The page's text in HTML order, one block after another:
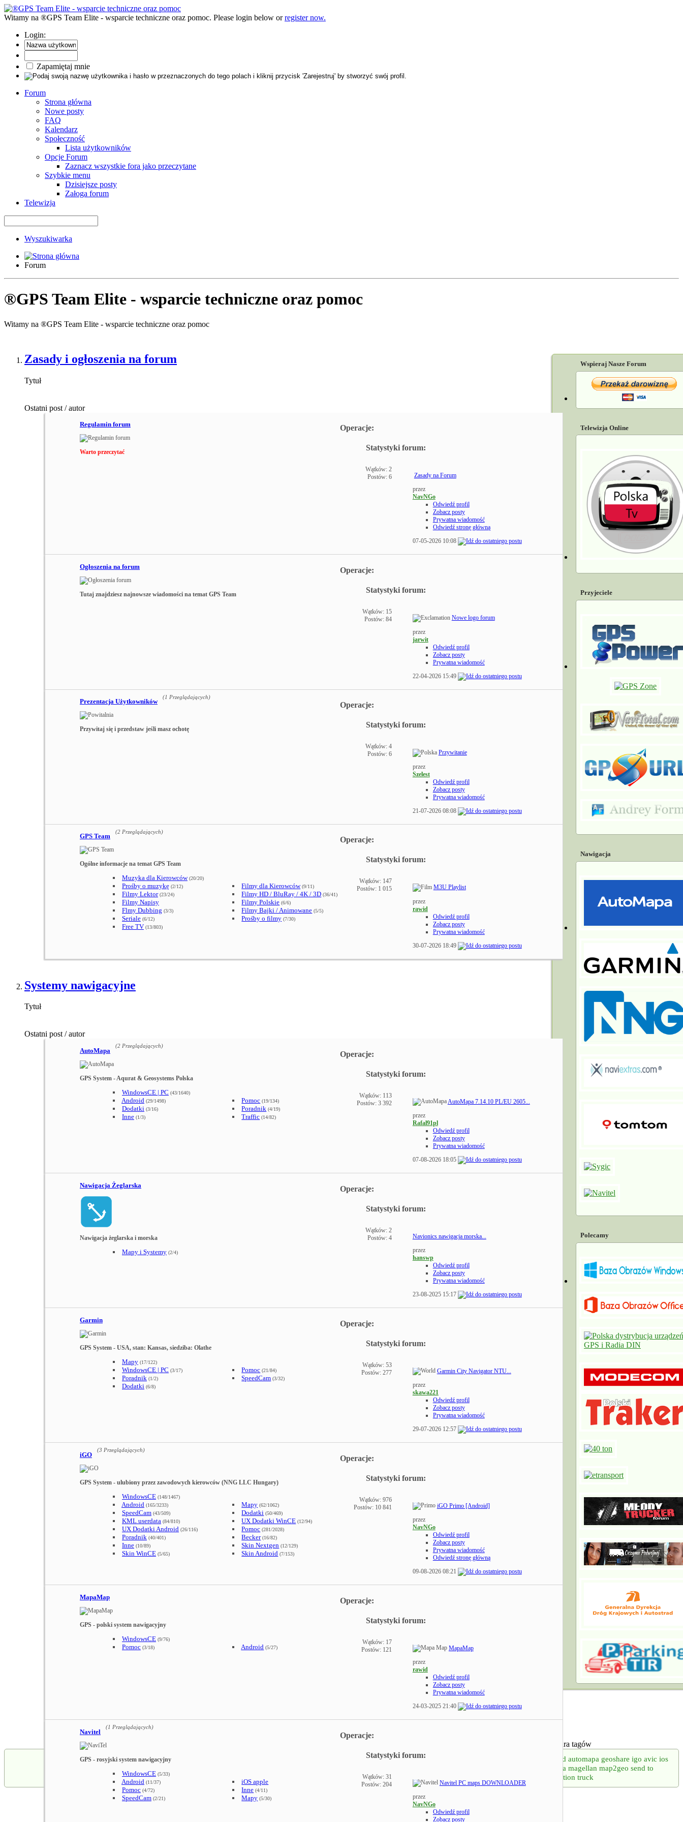
Witamy na ®GPS Team Elite - wsparcie techniczne oraz pomoc. Please login below or register now.
Login:
Zapamiętaj mnie
Forum
Strona główna
Nowe posty
FAQ
Kalendarz
Społeczność
Lista użytkowników
Opcje Forum
Zaznacz wszystkie fora jako przeczytane
Szybkie menu
Dzisiejsze posty
Załoga forum
Telewizja
Wyszukiwarka
Forum
®GPS Team Elite - wsparcie techniczne oraz pomoc
Witamy na ®GPS Team Elite - wsparcie techniczne oraz pomoc
Zasady i ogłoszenia na forum
Tytuł
Ostatni post / autor
Regulamin forum
Warto przeczytać
Operacje:
Statystyki forum:
Wątków: 2
Postów: 6
Zasady na Forum
przez
NavNGo
Odwiedź profil
Zobacz posty
Prywatna wiadomość
Odwiedź stronę główną
07-05-2026 10:08
Ogłoszenia na forum
Tutaj znajdziesz najnowsze wiadomości na temat GPS Team
Operacje:
Statystyki forum:
Wątków: 15
Postów: 84
Nowe logo forum
przez
jarwit
Odwiedź profil
Zobacz posty
Prywatna wiadomość
22-04-2026 15:49
Prezentacja Użytkowników
(1 Przeglądających)
Przywitaj się i przedstaw jeśli masz ochotę
Operacje:
Statystyki forum:
Wątków: 4
Postów: 6
Przywitanie
przez
Szelest
Odwiedź profil
Zobacz posty
Prywatna wiadomość
21-07-2026 08:08
GPS Team
(2 Przeglądających)
Ogólne informacje na temat GPS Team
Muzyka dla Kierowców(20/20)
Prośby o muzykę (2/12) Filmy dla Kierowców(9/11)
Filmy Lektor(23/24) Filmy HD / BluRay / 4K / 3D (36/41)
Filmy Napisy Filmy Polskie (6/6)
Flmy Dubbing (3/3) Filmy Bajki / Animowane (5/5)
Seriale (6/12) Prośby o filmy (7/30)
Free TV (13/803)
Operacje:
Statystyki forum:
Wątków: 147
Postów: 1 015
M3U Playlist
przez
rawid
Odwiedź profil
Zobacz posty
Prywatna wiadomość
30-07-2026 18:49
Systemy nawigacyjne
Tytuł
Ostatni post / autor
AutoMapa
(2 Przeglądających)
GPS System - Aqurat & Geosystems Polska
WindowsCE | PC (43/1640)
Android (29/1498) Pomoc (19/134)
Dodatki (3/16) Poradnik (4/19)
Inne (1/3) Traffic (14/82)
Operacje:
Statystyki forum:
Wątków: 113
Postów: 3 392
AutoMapa 7.14.10 PL/EU 2605...
przez
Rafal91pl
Odwiedź profil
Zobacz posty
Prywatna wiadomość
07-08-2026 18:05
Nawigacja Żeglarska
Nawigacja żeglarska i morska
Mapy i Systemy (2/4)
Operacje:
Statystyki forum:
Wątków: 2
Postów: 4
Navionics nawigacja morska...
przez
hanswp
Odwiedź profil
Zobacz posty
Prywatna wiadomość
23-08-2025 15:17
Garmin
GPS System - USA, stan: Kansas, siedziba: Olathe
Mapy (17/122)
WindowsCE | PC (3/17) Pomoc (21/84)
Poradnik (1/2) SpeedCam (3/32)
Dodatki (6/8)
Operacje:
Statystyki forum:
Wątków: 53
Postów: 277
Garmin City Navigator NTU...
przez
skawa221
Odwiedź profil
Zobacz posty
Prywatna wiadomość
29-07-2026 12:57
iGO
(3 Przeglądających)
GPS System - ulubiony przez zawodowych kierowców (NNG LLC Hungary)
WindowsCE (148/1467)
Android (165/3233) Mapy (62/1062)
SpeedCam (43/509) Dodatki (50/469)
KML userdata (84/810) UX Dodatki WinCE (12/94)
UX Dodatki Android (26/116) Pomoc (281/2028)
Poradnik (40/401) Becker(16/82)
Inne (10/89) Skin Nextgen (12/129)
Skin WinCE (5/65) Skin Android (7/153)
Operacje:
Statystyki forum:
Wątków: 976
Postów: 10 841
iGO Primo [Android]
przez
NavNGo
Odwiedź profil
Zobacz posty
Prywatna wiadomość
Odwiedź stronę główną
09-08-2026 08:21
MapaMap
GPS - polski system nawigacyjny
WindowsCE (9/76)
Pomoc (3/18) Android (5/27)
Operacje:
Statystyki forum:
Wątków: 17
Postów: 121
MapaMap
przez
rawid
Odwiedź profil
Zobacz posty
Prywatna wiadomość
24-03-2025 21:40
Navitel
(1 Przeglądających)
GPS - rosyjski system nawigacyjny
WindowsCE (5/33)
Android (11/37)
iOS apple
Pomoc (4/72) Inne (4/11)
SpeedCam (2/21) Mapy (5/30)
Operacje:
Statystyki forum:
Wątków: 31
Postów: 204
Navitel PC maps DOWNLOADER
przez
NavNGo
Odwiedź profil
Zobacz posty
Wspieraj Nasze Forum
Telewizja Online
Przyjeciele
Nawigacja
Polecamy
Chmura tagów
android automapa geoshare igo avic ios
licencja magellan map2geo send to
navigation truck